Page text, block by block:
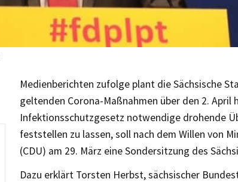
Medienberichten zufolge plant die Sächsische
geltenden Corona-Maßnahmen über den 2. April
Infektionsschutzgesetz notwendige drohende
feststellen zu lassen, soll nach dem Willen von
(CDU) am 29. März eine Sondersitzung des
Dazu erklärt Torsten Herbst, sächsischer